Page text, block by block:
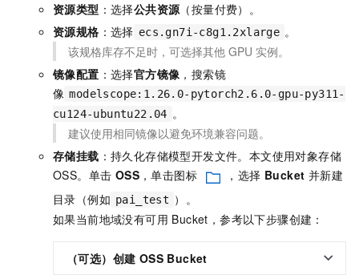
资源类型 ：选择公共资源（按量付费）。
资源规格 ：选择 ecs.gn7i-c8g1.2xlarge 。
该规格库存不足时，可选择其他 GPU 实例。
镜像配置 ：选择官方镜像 ，搜索镜
像 modelscope:1.26.0-pytorch2.6.0-gpu-py311-
cu124-ubuntu22.04 。
建议使用相同镜像以避免环境兼容问题。
存储挂载 ：持久化存储模型开发文件。本文使用对象存储
OSS。单击 OSS ，单击图标 ，选择 Bucket 并新建
目录（例如 pai_test ）。
如果当前地域没有可用 Bucket，参考以下步骤创建：
（可选）创建 OSS Bucket